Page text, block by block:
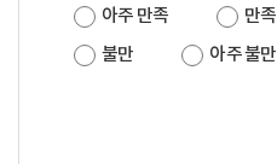
아주 만족 만족
불만
아주 불만